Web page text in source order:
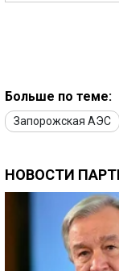
Больше по теме:
Запорожская АЭС